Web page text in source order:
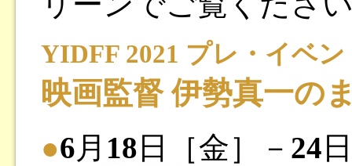
YIDFF 2021 プレ・イベ
映画監督 伊勢真一の
●6月 18 日［金］－ 24